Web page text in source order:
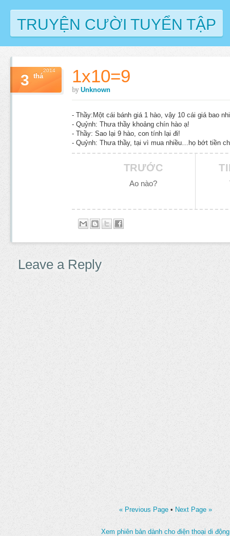
TRUYỆN CƯỜI TUYỂN TẬP
1x10=9
by Unknown
3 thá
2014
- Thầy:Một cái bánh giá 1 hào, vậy 10 cái giá bao
- Quỷnh: Thưa thầy khoảng chín hào ạ!
- Thầy: Sao lại 9 hào, con tính lại đi!
- Quỷnh: Thưa thầy, tại vì mua nhiều…họ bớt tiền
TRƯỚC
Ao nào?
Leave a Reply
« Previous Page • Next Page »
Xem phiên bản dành cho điện thoại di động